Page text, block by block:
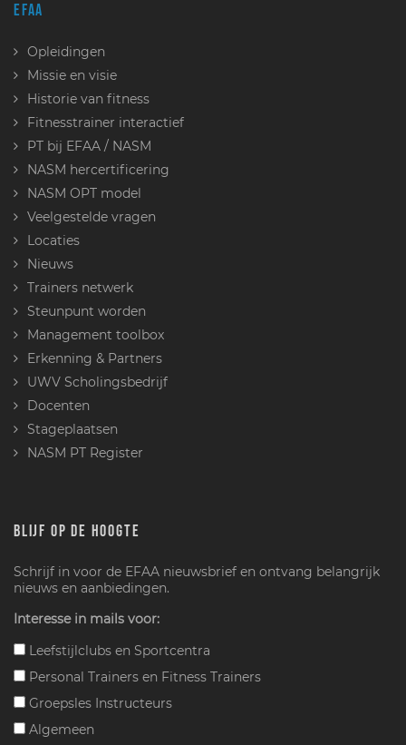
EFAA
Opleidingen
Missie en visie
Historie van fitness
Fitnesstrainer interactief
PT bij EFAA / NASM
NASM hercertificering
NASM OPT model
Veelgestelde vragen
Locaties
Nieuws
Trainers netwerk
Steunpunt worden
Management toolbox
Erkenning & Partners
UWV Scholingsbedrijf
Docenten
Stageplaatsen
NASM PT Register
BLIJF OP DE HOOGTE
Schrijf in voor de EFAA nieuwsbrief en ontvang belangrijk
nieuws en aanbiedingen.
Interesse in mails voor:
Leefstijlclubs en Sportcentra
Personal Trainers en Fitness Trainers
Groepsles Instructeurs
Algemeen